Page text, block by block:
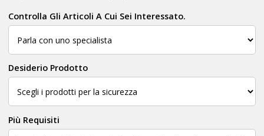
Controlla Gli Articoli A Cui Sei Interessato.
Desiderio Prodotto
Più Requisiti